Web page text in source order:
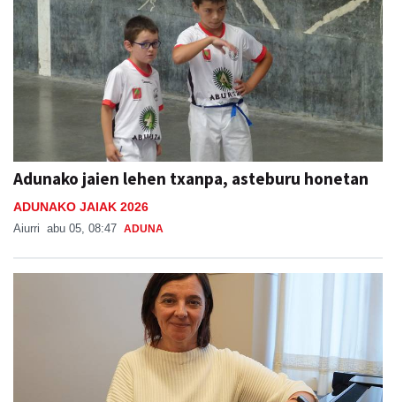
Adunako jaien lehen txanpa, asteburu honetan
ADUNAKO JAIAK 2026
Aiurri abu 05, 08:47 ADUNA